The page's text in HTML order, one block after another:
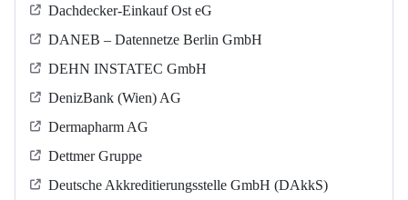
Dachdecker-Einkauf Ost eG
DANEB – Datennetze Berlin GmbH
DEHN INSTATEC GmbH
DenizBank (Wien) AG
Dermapharm AG
Dettmer Gruppe
Deutsche Akkreditierungsstelle GmbH (DAkkS)